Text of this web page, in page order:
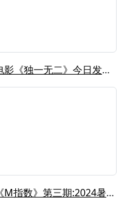
电影《独一无二》今日发布定档预告，影...
《M指数》第三期:2024暑期档总票...